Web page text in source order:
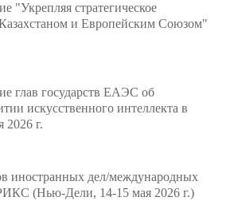
"Укрепляя стратегическое
и Европейским Союзом"
глав государств ЕАЭС об
искусственного интеллекта в
2026 г.
иностранных дел/международных
(Нью-Дели, 14-15 мая 2026 г.)